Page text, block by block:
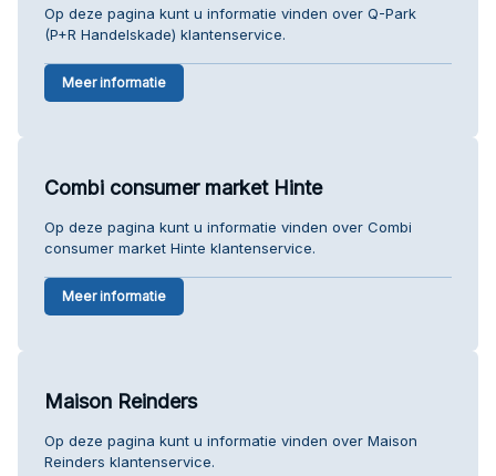
Op deze pagina kunt u informatie vinden over Q-Park
(P+R Handelskade) klantenservice.
Meer informatie
Combi consumer market Hinte
Op deze pagina kunt u informatie vinden over Combi
consumer market Hinte klantenservice.
Meer informatie
Maison Reinders
Op deze pagina kunt u informatie vinden over Maison
Reinders klantenservice.